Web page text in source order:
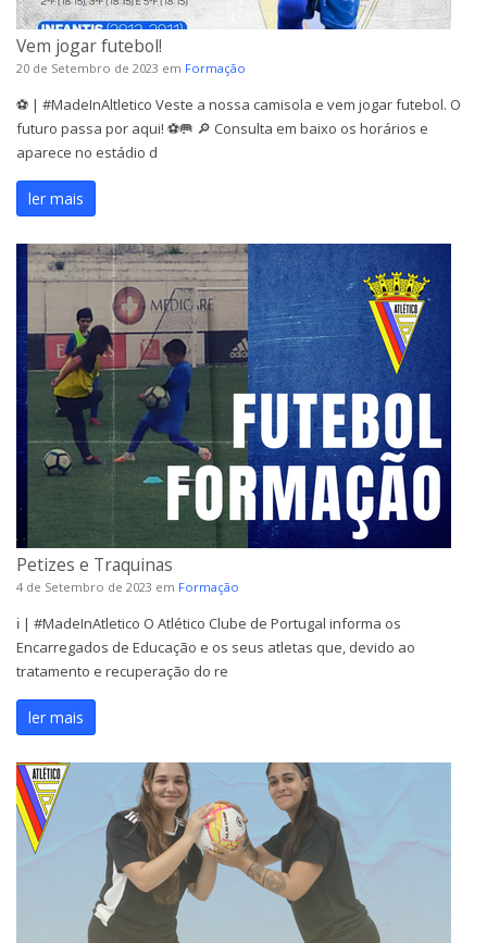
Vem jogar futebol!
20 de Setembro de 2023 em Formação
⚽ | #MadeInAltletico Veste a nossa camisola e vem jogar futebol. O
futuro passa por aqui! ⚽️🥅 🔎 Consulta em baixo os horários e
aparece no estádio d
ler mais
Petizes e Traquinas
4 de Setembro de 2023 em Formação
ℹ️ | #MadeInAtletico O Atlético Clube de Portugal informa os
Encarregados de Educação e os seus atletas que, devido ao
tratamento e recuperação do re
ler mais